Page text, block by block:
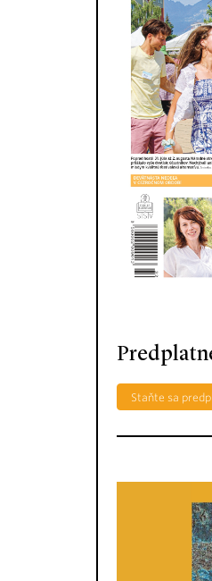
Staňte sa